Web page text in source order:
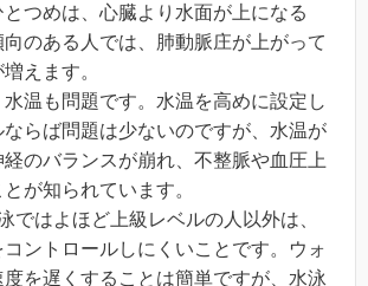
つめは、心臓より水面が上になる
向のある人では、肺動脈庄が上がって
えます。
温も問題です。水温を高めに設定し
らば問題は少ないのですが、水温が
のバランスが崩れ、不整脈や血圧上
が知られています。
ではよほど上級レベルの人以外は、
ントロールしにくいことです。ウォ
を遅くすることは簡単ですが、水泳